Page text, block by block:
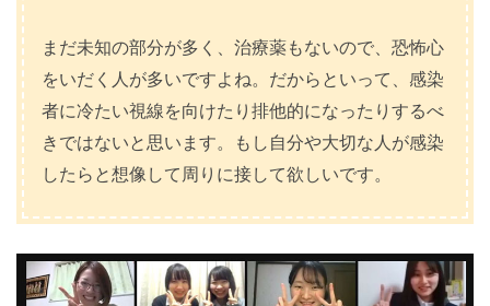
まだ未知の部分が多く、治療薬もないので、恐怖心
をいだく人が多いですよね。だからといって、感染
者に冷たい視線を向けたり排他的になったりするべ
きではないと思います。もし自分や大切な人が感染
したらと想像して周りに接して欲しいです。